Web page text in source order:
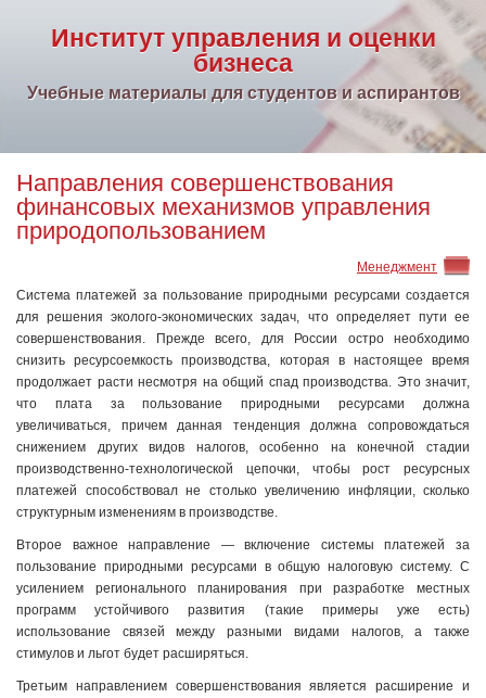
Институт управления и оценки
бизнеса
Учебные материалы для студентов и аспирантов
Направления совершенствования
финансовых механизмов управления
природопользованием
Менеджмент
Система платежей за пользование природными ресурсами создается
для решения эколого-экономических задач, что определяет пути ее
совершенствования. Прежде всего, для России остро необходимо
снизить ресурсоемкость производства, которая в настоящее время
продолжает расти несмотря на общий спад производства. Это значит,
что плата за пользование природными ресурсами должна
увеличиваться, причем данная тенденция должна сопровождаться
снижением других видов налогов, особенно на конечной стадии
производственно-технологической цепочки, чтобы рост ресурсных
платежей способствовал не столько увеличению инфляции, сколько
структурным изменениям в производстве.
Второе важное направление — включение системы платежей за
пользование природными ресурсами в общую налоговую систему. С
усилением регионального планирования при разработке местных
программ устойчивого развития (такие примеры уже есть)
использование связей между разными видами налогов, а также
стимулов и льгот будет расширяться.
Третьим направлением совершенствования является расширение и